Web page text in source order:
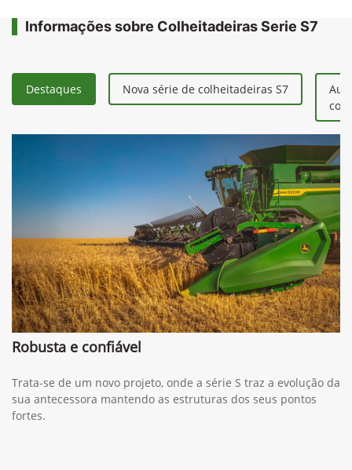
Informações sobre Colheitadeiras Serie S7
Destaques Nova série de colheitadeiras S7
Robusta e confiável
Trata-se de um novo projeto, onde a série S traz a evolução da
sua antecessora mantendo as estruturas dos seus pontos
fortes.